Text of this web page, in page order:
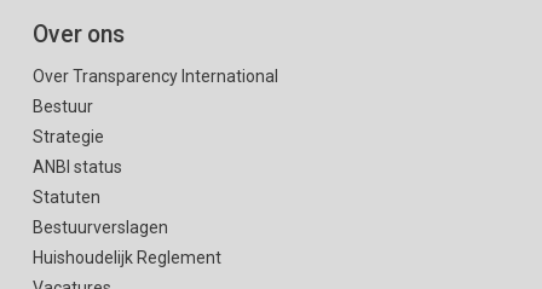
Over ons
Over Transparency International
Bestuur
Strategie
ANBI status
Statuten
Bestuurverslagen
Huishoudelijk Reglement